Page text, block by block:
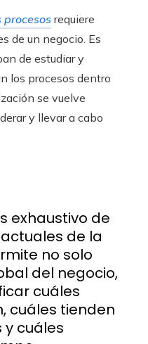
requiere
de un negocio. Es
de estudiar y
los procesos dentro
se vuelve
y llevar a cabo
exhaustivo de
de la
no solo
del negocio,
cuáles
cuáles tienden
cuáles